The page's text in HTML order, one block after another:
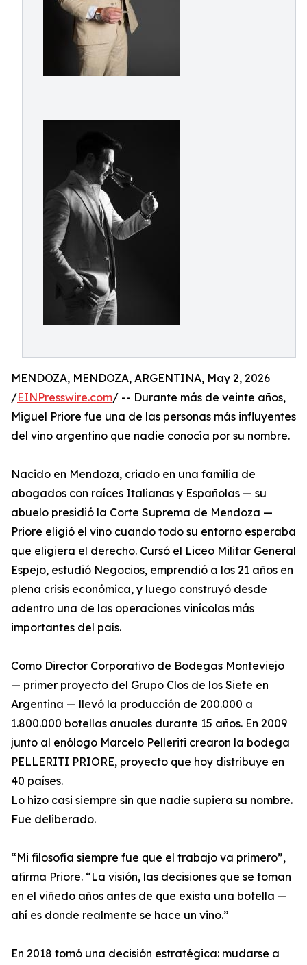
MENDOZA, MENDOZA, ARGENTINA, May 2, 2026
/EINPresswire.com/ -- Durante más de veinte años,
Miguel Priore fue una de las personas más influyentes
del vino argentino que nadie conocía por su nombre.
Nacido en Mendoza, criado en una familia de
abogados con raíces Italianas y Españolas — su
abuelo presidió la Corte Suprema de Mendoza —
Priore eligió el vino cuando todo su entorno esperaba
que eligiera el derecho. Cursó el Liceo Militar General
Espejo, estudió Negocios, emprendió a los 21 años en
plena crisis económica, y luego construyó desde
adentro una de las operaciones vinícolas más
importantes del país.
Como Director Corporativo de Bodegas Monteviejo
— primer proyecto del Grupo Clos de los Siete en
Argentina — llevó la producción de 200.000 a
1.800.000 botellas anuales durante 15 años. En 2009
junto al enólogo Marcelo Pelleriti crearon la bodega
PELLERITI PRIORE, proyecto que hoy distribuye en
40 países.
Lo hizo casi siempre sin que nadie supiera su nombre.
Fue deliberado.
“Mi filosofía siempre fue que el trabajo va primero”,
afirma Priore. “La visión, las decisiones que se toman
en el viñedo años antes de que exista una botella —
ahí es donde realmente se hace un vino.”
En 2018 tomó una decisión estratégica: mudarse a